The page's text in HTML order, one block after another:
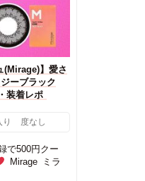
(Mirage)】愛さ
ーブラック
装着レポ
り 度なし
で500円クー
Mirage ミラ